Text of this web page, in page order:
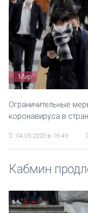
Мир
Ограничительные
коронавируса в
04.05.2020 в 16:49
Кабмин